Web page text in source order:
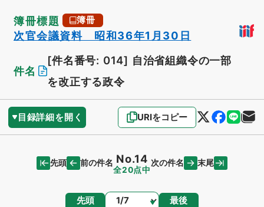
簿冊標題 簿冊
次官会議資料 昭和36年1月30日
件名
[件名番号: 014] 自治省組織令の一部
を改正する政令
目録詳細を開く URIをコピー
先頭 前の件名 No.14
全20点中
次の件名 末尾
先頭 ページ 最後